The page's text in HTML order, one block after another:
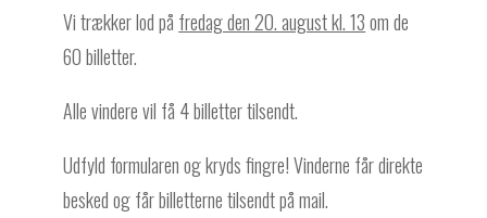
Vi trækker lod på fredag den 20. august kl. 13om de
60 billetter.
Alle vindere vil få 4 billetter tilsendt.
Udfyld formularen og kryds fingre! Vinderne får direkte
besked og får billetterne tilsendt på mail.